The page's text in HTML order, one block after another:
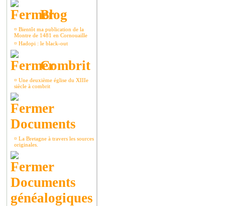
Blog
¤ Bientôt ma publication de la
Montre de 1481 en Cornouaille
¤ Hadopi : le black-out
Combrit
¤ Une deuxième église du XIIIe
siècle à combrit
Documents
¤ La Bretagne à travers les sources
originales.
Documents
généalogiques